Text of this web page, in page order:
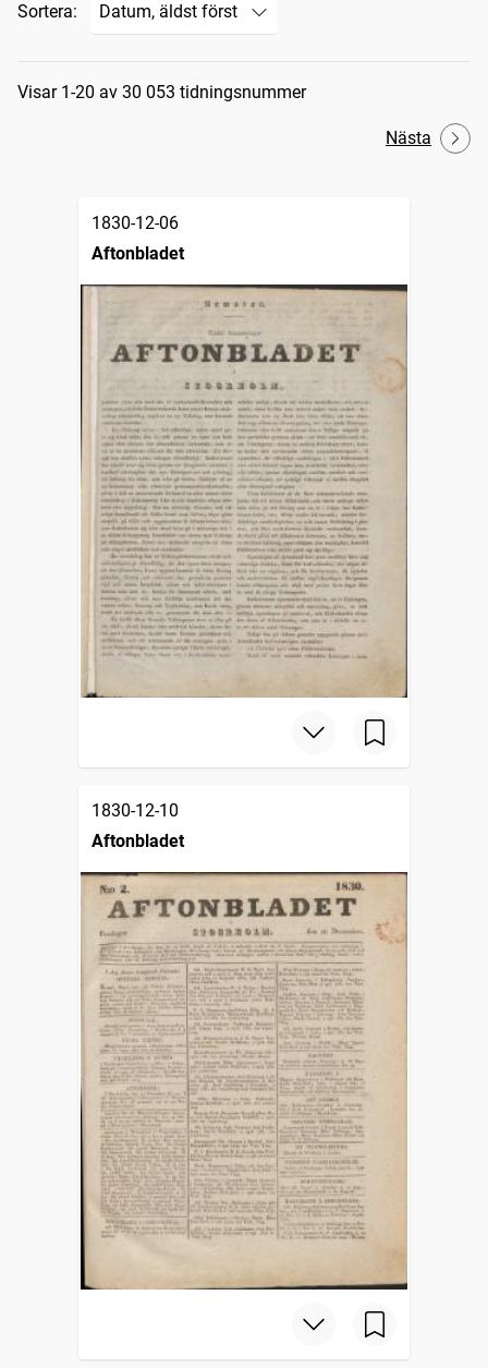
Sortera:
Sökresultat
Visar 1-20 av 30 053 tidningsnummer
Nästa
1830-12-06
Aftonbladet
1830-12-10
Aftonbladet